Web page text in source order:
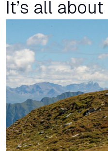
It’s all about